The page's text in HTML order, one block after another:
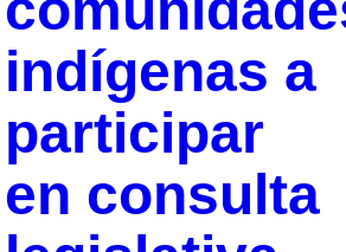
indígenas a
participar
en consulta